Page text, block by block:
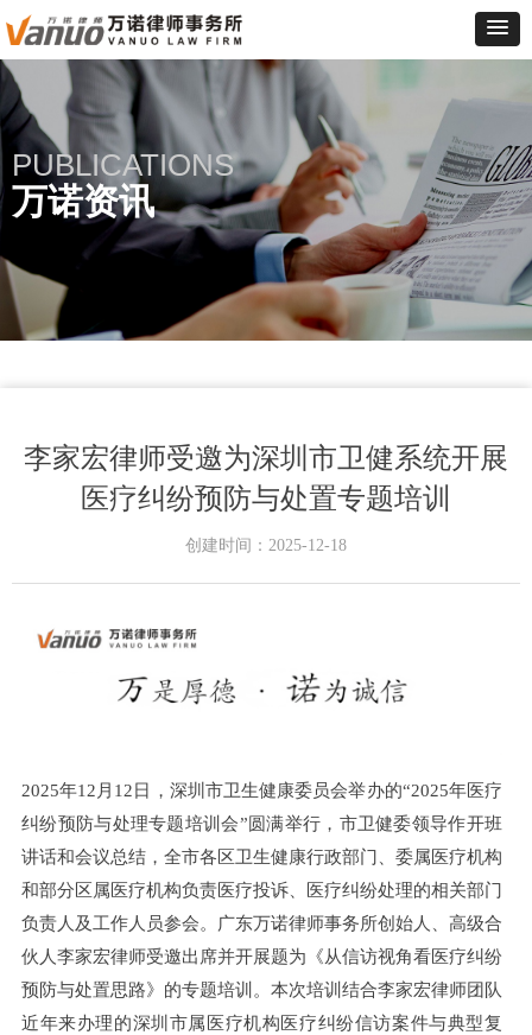
李家宏律师受邀为深圳市卫健系统开展
医疗纠纷预防与处置专题培训
2025年12月12日，深圳市卫生健康委员会举办的“2025年医疗
纠纷预防与处理专题培训会”圆满举行，市卫健委领导作开班
讲话和会议总结，全市各区卫生健康行政部门、委属医疗机构
和部分区属医疗机构负责医疗投诉、医疗纠纷处理的相关部门
负责人及工作人员参会。广东万诺律师事务所创始人、高级合
伙人李家宏律师受邀出席并开展题为《从信访视角看医疗纠纷
预防与处置思路》的专题培训。本次培训结合李家宏律师团队
近年来办理的深圳市属医疗机构医疗纠纷信访案件与典型复
创建时间： 2025-12-18
PUBLICATIONS
万诺资讯